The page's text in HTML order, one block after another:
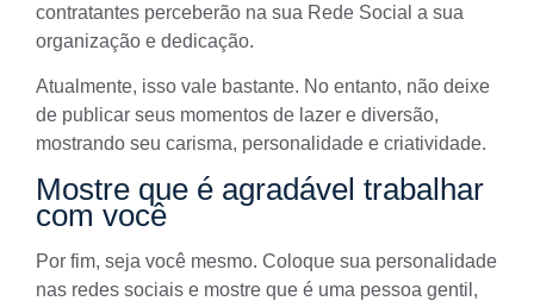
contratantes perceberão na sua Rede Social a sua
organização e dedicação.
Atualmente, isso vale bastante. No entanto, não deixe
de publicar seus momentos de lazer e diversão,
mostrando seu carisma, personalidade e criatividade.
Mostre que é agradável trabalhar
com você
Por fim, seja você mesmo. Coloque sua personalidade
nas redes sociais e mostre que é uma pessoa gentil,